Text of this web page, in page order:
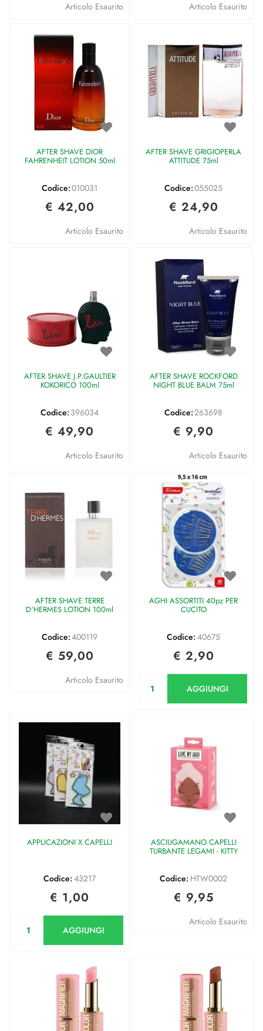
Articolo Esaurito Articolo Esaurito
AFTER SHAVE DIOR
FAHRENHEIT LOTION 50ml
Codice:010031
€ 42,00
Articolo Esaurito
AFTER SHAVE GRIGIOPERLA
ATTITUDE 75ml
Codice:055025
€ 24,90
Articolo Esaurito
AFTER SHAVE J.P.GAULTIER
KOKORICO 100ml
Codice: 396034
€ 49,90
Articolo Esaurito
AFTER SHAVE ROCKFORD
NIGHT BLUE BALM 75ml
Codice:263698
€ 9,90
Articolo Esaurito
AFTER SHAVE TERRE
D'HERMES LOTION 100ml
Codice:400119
€ 59,00
Articolo Esaurito
AGHI ASSORTITI 40pz PER
CUCITO
Codice: 40675
€ 2,90
AGGIUNGI
APPLICAZIONI X CAPELLI
Codice: 43217
€ 1,00
AGGIUNGI
ASCIUGAMANO CAPELLI
TURBANTE LEGAMI - KITTY
Codice: HTW0002
€ 9,95
Articolo Esaurito